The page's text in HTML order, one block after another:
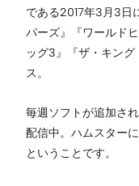
である2017年3月3日
パーズ』『ワールド
ッグ3』『ザ・キン
ス。
毎週ソフトが追加さ
配信中。ハムスター
ということです。